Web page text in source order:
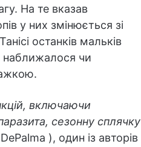
На те вказав
у них змінюється зі
останків мальків
наближалося чи
включаючи
сезонну сплячку
), один із авторів